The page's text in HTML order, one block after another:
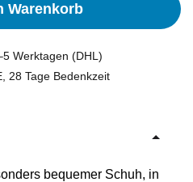
Warenkorb
Werktagen (DHL)
28 Tage Bedenkzeit
bequemer Schuh, in